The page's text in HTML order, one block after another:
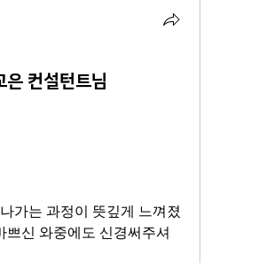
은 컨설턴트님
가는 과정이 뜻깊게 느껴졌
쁘신 와중에도 신경써주셔